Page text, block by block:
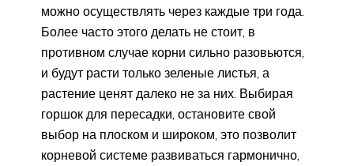
можно осуществлять через каждые три года.
Более часто этого делать не стоит, в
противном случае корни сильно разовьются,
и будут расти только зеленые листья, а
растение ценят далеко не за них. Выбирая
горшок для пересадки, остановите свой
выбор на плоском и широком, это позволит
корневой системе развиваться гармонично,